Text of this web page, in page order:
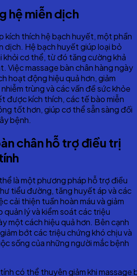
hệ miễn dịch
kích thích hệ bạch huyết, một phần
dịch. Hệ bạch huyết giúp loại bỏ
khỏi cơ thể, từ đó tăng cường khả
Việc massage bàn chân hàng ngày
hoạt động hiệu quả hơn, giảm
trùng và các vấn đề sức khỏe
được kích thích, các tế bào miễn
tốt hơn, giúp cơ thể sẵn sàng đối
bệnh.
chân hỗ trợ điều trị
là một phương pháp hỗ trợ điều
tiểu đường, tăng huyết áp và các
cải thiện tuần hoàn máu và giảm
lý và kiểm soát các triệu
một cách hiệu quả hơn. Bên cạnh
bớt các triệu chứng khó chịu và
sống của những người mắc bệnh